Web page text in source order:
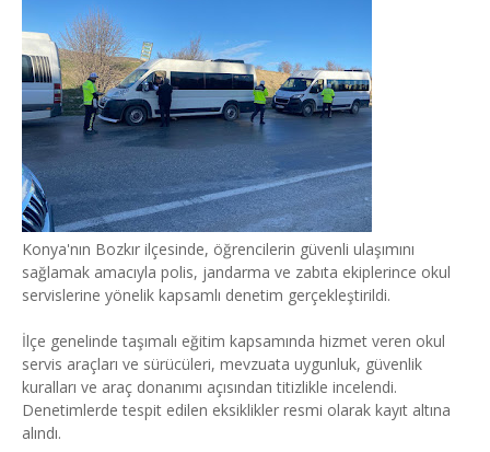
Konya'nın Bozkır ilçesinde, öğrencilerin güvenli ulaşımını
sağlamak amacıyla polis, jandarma ve zabıta ekiplerince okul
servislerine yönelik kapsamlı denetim gerçekleştirildi.
İlçe genelinde taşımalı eğitim kapsamında hizmet veren okul
servis araçları ve sürücüleri, mevzuata uygunluk, güvenlik
kuralları ve araç donanımı açısından titizlikle incelendi.
Denetimlerde tespit edilen eksiklikler resmi olarak kayıt altına
alındı.